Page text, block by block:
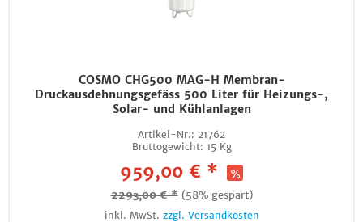
COSMO CHG500 MAG-H Membran-
Druckausdehnungsgefäss 500 Liter für Heizungs-,
Solar- und Kühlanlagen
Artikel-Nr.: 21762
Bruttogewicht: 15 Kg
959,00 € *
2293,00 € * (58% gespart)
inkl. MwSt. zzgl. Versandkosten